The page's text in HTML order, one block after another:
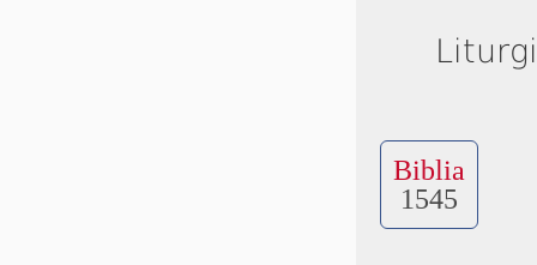
Biblia
1545